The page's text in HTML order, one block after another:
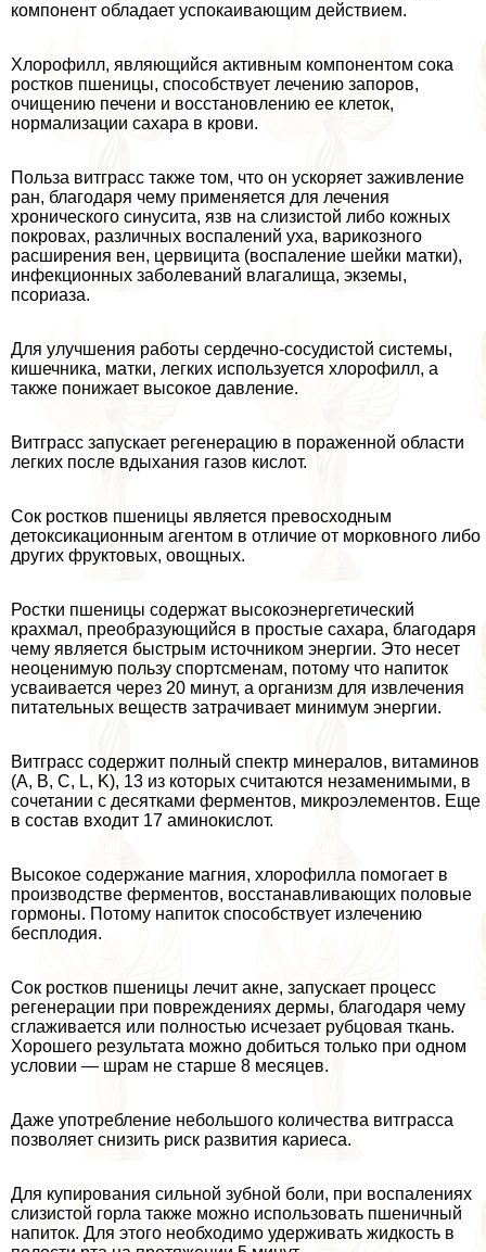
компонент обладает успокаивающим действием.
Хлорофилл, являющийся активным компонентом сока
ростков пшеницы, способствует лечению запоров,
очищению печени и восстановлению ее клеток,
нормализации сахара в крови.
Польза витграсс также том, что он ускоряет заживление
ран, благодаря чему применяется для лечения
хронического синусита, язв на слизистой либо кожных
покровах, различных воспалений уха, варикозного
расширения вен, цервицита (воспаление шейки матки),
инфекционных заболеваний влагалища, экземы,
псориаза.
Для улучшения работы сердечно-сосудистой системы,
кишечника, матки, легких используется хлорофилл, а
также понижает высокое давление.
Витграсс запускает регенерацию в пораженной области
легких после вдыхания газов кислот.
Сок ростков пшеницы является превосходным
детоксикационным агентом в отличие от морковного либо
других фруктовых, овощных.
Ростки пшеницы содержат высокоэнергетический
крахмал, преобразующийся в простые сахара, благодаря
чему является быстрым источником энергии. Это несет
неоценимую пользу спортсменам, потому что напиток
усваивается через 20 минут, а организм для извлечения
питательных веществ затрачивает минимум энергии.
Витграсс содержит полный спектр минералов, витаминов
(A, B, C, L, K), 13 из которых считаются незаменимыми, в
сочетании с десятками ферментов, микроэлементов. Еще
в состав входит 17 аминокислот.
Высокое содержание магния, хлорофилла помогает в
производстве ферментов, восстанавливающих пoлoвые
гормоны. Потому напиток способствует излечению
бесплодия.
Сок ростков пшеницы лечит акне, запускает процесс
регенерации при повреждениях дермы, благодаря чему
сглаживается или полностью исчезает рубцовая ткань.
Хорошего результата можно добиться только при одном
условии — шрам не старше 8 месяцев.
Даже употрeбление небольшого количества витграсса
позволяет снизить риск развития кариеса.
Для купирования сильной зубной боли, при воспалениях
слизистой горла также можно использовать пшеничный
напиток. Для этого необходимо удерживать жидкость в